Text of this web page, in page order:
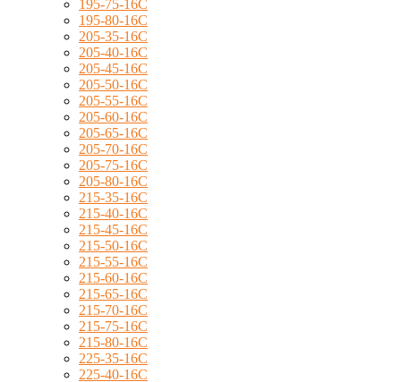
195-75-16C
195-80-16C
205-35-16C
205-40-16C
205-45-16C
205-50-16C
205-55-16C
205-60-16C
205-65-16C
205-70-16C
205-75-16C
205-80-16C
215-35-16C
215-40-16C
215-45-16C
215-50-16C
215-55-16C
215-60-16C
215-65-16C
215-70-16C
215-75-16C
215-80-16C
225-35-16C
225-40-16C